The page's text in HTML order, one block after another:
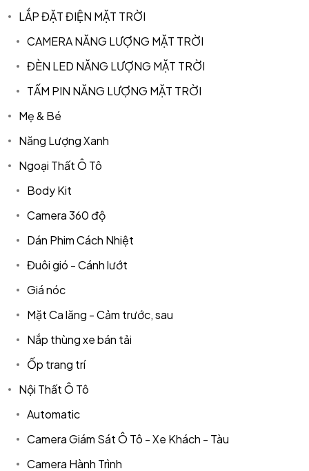
LẮP ĐẶT ĐIỆN MẶT TRỜI
CAMERA NĂNG LƯỢNG MẶT TRỜI
ĐÈN LED NĂNG LƯỢNG MẶT TRỜI
TẤM PIN NĂNG LƯỢNG MẶT TRỜI
Mẹ & Bé
Năng Lượng Xanh
Ngoại Thất Ô Tô
Body Kit
Camera 360 độ
Dán Phim Cách Nhiệt
Đuôi gió - Cánh lướt
Giá nóc
Mặt Ca lăng - Cảm trước, sau
Nắp thùng xe bán tải
Ốp trang trí
Nội Thất Ô Tô
Automatic
Camera Giám Sát Ô Tô - Xe Khách - Tàu
Camera Hành Trình